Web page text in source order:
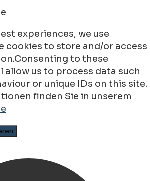
experiences, we use
cookies to store and/or access
to these
us to process data such
or unique IDs on this site.
finden Sie in unserem